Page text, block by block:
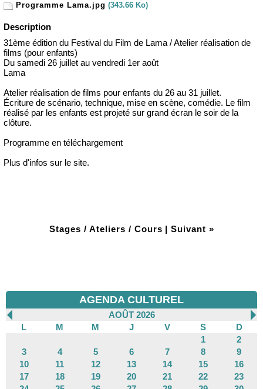
Programme Lama.jpg (343.66 Ko)
Description
31ème édition du Festival du Film de Lama / Atelier réalisation de
films (pour enfants)
Du samedi 26 juillet au vendredi 1er août
Lama
Atelier réalisation de films pour enfants du 26 au 31 juillet.
Écriture de scénario, technique, mise en scène, comédie. Le film
réalisé par les enfants est projeté sur grand écran le soir de la
clôture.
Programme en téléchargement
Plus d'infos sur le site.
Stages / Ateliers / Cours | Suivant »
AGENDA CULTUREL
AOÛT 2026
L
M M J V S
D
1
2
3
4 5 6 7 8
9
10
11 12 13 14 15
16
17
18 19 20 21 22
23